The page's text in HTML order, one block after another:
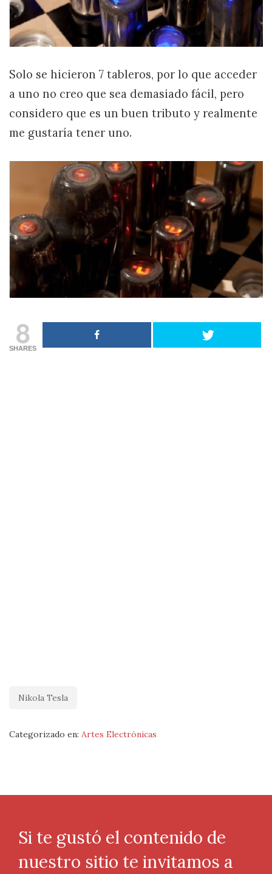
Solo se hicieron 7 tableros, por lo que acceder
a uno no creo que sea demasiado fácil, pero
considero que es un buen tributo y realmente
me gustaría tener uno.
8
SHARES
Nikola Tesla
Categorizado en: Artes Electrónicas
Si te gustó el contenido de
nuestro sitio te invitamos a